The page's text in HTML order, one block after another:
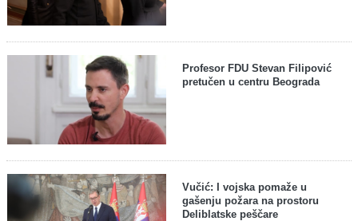
Profesor FDU Stevan Filipović
pretučen u centru Beograda
Vučić: I vojska pomaže u
gašenju požara na prostoru
Deliblatske peščare